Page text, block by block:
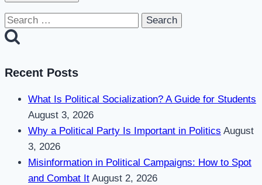
Search
for:
Recent Posts
What Is Political Socialization? A Guide for Students
August 3, 2026
Why a Political Party Is Important in Politics August
3, 2026
Misinformation in Political Campaigns: How to Spot
and Combat It August 2, 2026